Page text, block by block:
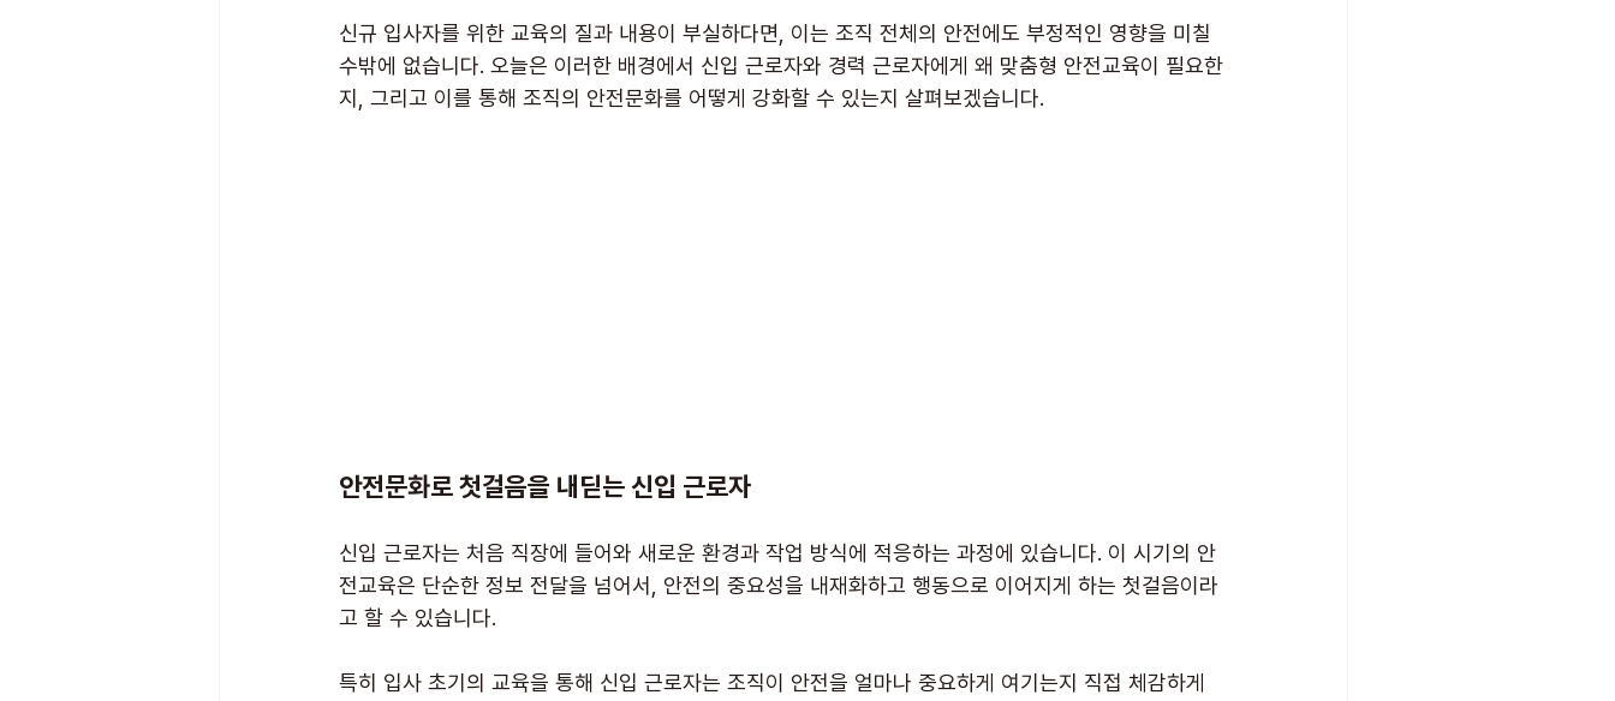
신규 입사자를 위한 교육의 질과 내용이 부실하다면, 이는 조직 전체의 안전에도 부정적인 영향을 미칠
수밖에 없습니다. 오늘은 이러한 배경에서 신입 근로자와 경력 근로자에게 왜 맞춤형 안전교육이 필요한
지, 그리고 이를 통해 조직의 안전문화를 어떻게 강화할 수 있는지 살펴보겠습니다.
안전문화로 첫걸음을 내딛는 신입 근로자
신입 근로자는 처음 직장에 들어와 새로운 환경과 작업 방식에 적응하는 과정에 있습니다. 이 시기의 안
전교육은 단순한 정보 전달을 넘어서, 안전의 중요성을 내재화하고 행동으로 이어지게 하는 첫걸음이라
고 할 수 있습니다.
특히 입사 초기의 교육을 통해 신입 근로자는 조직이 안전을 얼마나 중요하게 여기는지 직접 체감하게